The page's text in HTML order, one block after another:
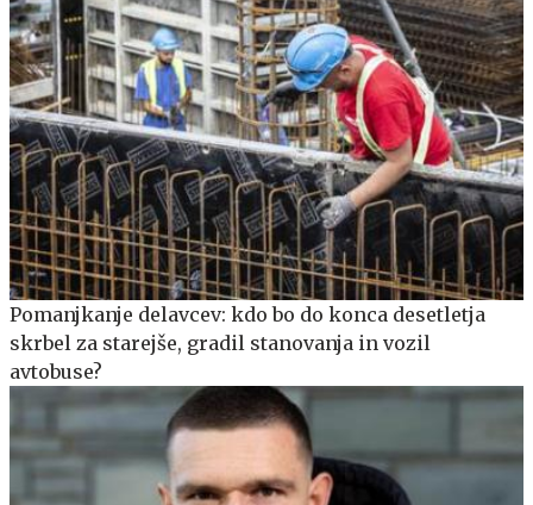
Pomanjkanje delavcev: kdo bo do konca desetletja
skrbel za starejše, gradil stanovanja in vozil
avtobuse?